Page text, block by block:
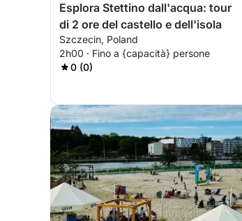
Esplora Stettino dall'acqua: tour
di 2 ore del castello e dell'isola
Szczecin, Poland
2h00 · Fino a {capacità} persone
0 (0)